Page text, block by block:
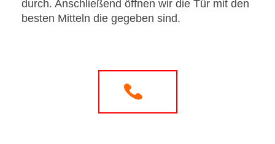
durch. Anschließend öffnen wir die Tür mit den
besten Mitteln die gegeben sind.